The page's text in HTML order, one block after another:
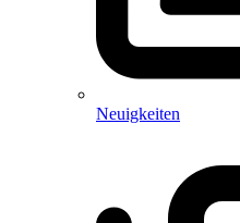
Neuigkeiten